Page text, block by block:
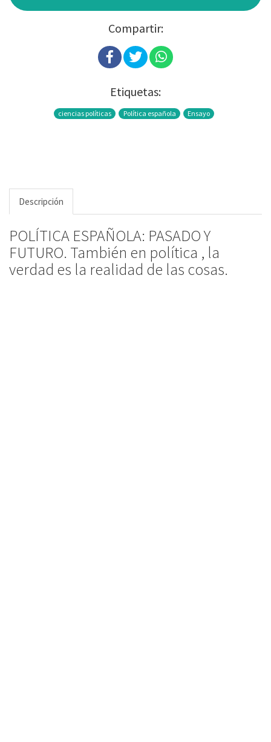
Compartir:
Etiquetas:
ciencias políticas Política española Ensayo
Descripción
POLÍTICA ESPAÑOLA: PASADO Y
FUTURO. También en política , la
verdad es la realidad de las cosas.